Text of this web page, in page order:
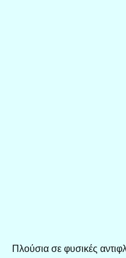
Πλούσια σε φυσικές